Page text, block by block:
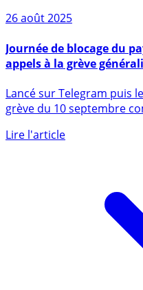
Sur le même sujet
Journée de blocage du
Lancé sur Telegram puis
grève du 10 septembre
annonces (...)